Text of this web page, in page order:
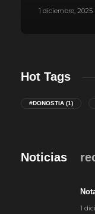
1 diciembre, 2025
Hot Tags
#DONOSTIA (1)
Noticias
1